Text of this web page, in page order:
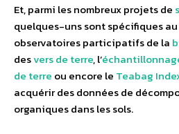
Et, parmi les nombreux projets de
quelques-uns sont spécifiques
observatoires participatifs de la
desvers de terre, l’
de terre ou encore le Teabag
acquérir des données de
organiques dans les sols.